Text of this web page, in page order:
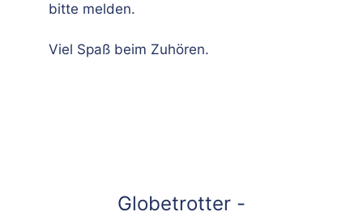
bitte melden.
Viel Spaß beim Zuhören.
Globetrotter -